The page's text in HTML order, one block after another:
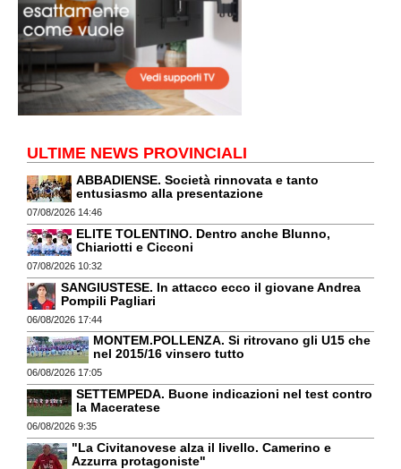
ULTIME NEWS PROVINCIALI
ABBADIENSE. Società rinnovata e tanto
entusiasmo alla presentazione
07/08/2026 14:46
ELITE TOLENTINO. Dentro anche Blunno,
Chiariotti e Cicconi
07/08/2026 10:32
SANGIUSTESE. In attacco ecco il giovane Andrea
Pompili Pagliari
06/08/2026 17:44
MONTEM.POLLENZA. Si ritrovano gli U15 che
nel 2015/16 vinsero tutto
06/08/2026 17:05
SETTEMPEDA. Buone indicazioni nel test contro
la Maceratese
06/08/2026 9:35
"La Civitanovese alza il livello. Camerino e
Azzurra protagoniste"